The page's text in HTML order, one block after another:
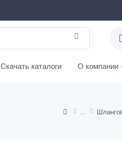
Скачать каталоги О компании